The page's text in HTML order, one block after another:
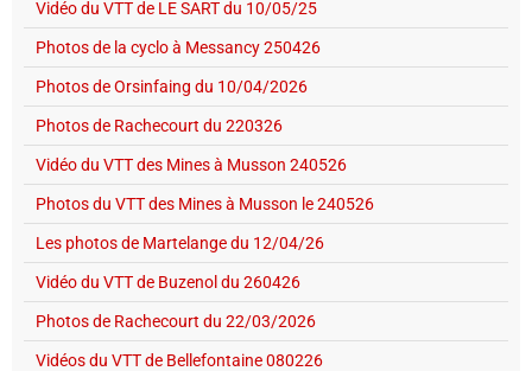
Vidéo du VTT de LE SART du 10/05/25
Photos de la cyclo à Messancy 250426
Photos de Orsinfaing du 10/04/2026
Photos de Rachecourt du 220326
Vidéo du VTT des Mines à Musson 240526
Photos du VTT des Mines à Musson le 240526
Les photos de Martelange du 12/04/26
Vidéo du VTT de Buzenol du 260426
Photos de Rachecourt du 22/03/2026
Vidéos du VTT de Bellefontaine 080226